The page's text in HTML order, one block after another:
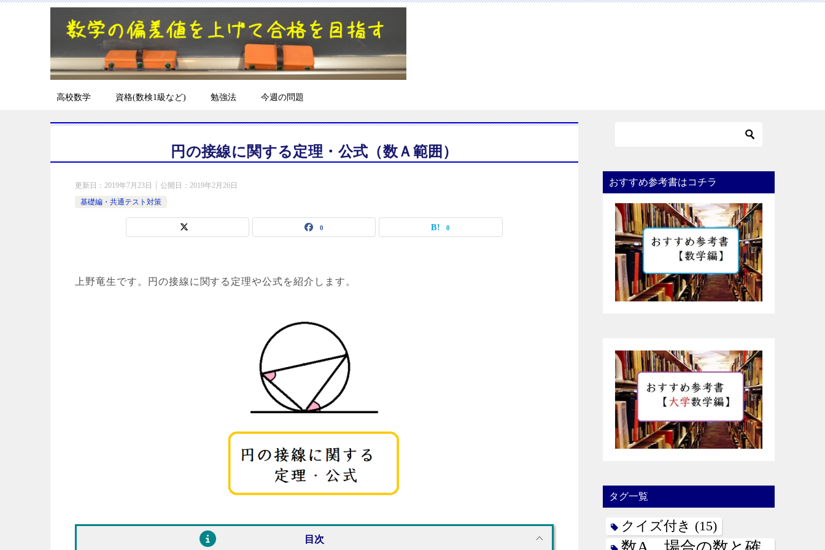
高校数学 資格(数検1級など) 勉強法 今週の問題
円の接線に関する定理・公式（数Ａ範囲）
更新日： 2019年7月23日 公開日： 2019年2月26日
基礎編・共通テスト対策
0 0
上野竜生です。円の接線に関する定理や公式を紹介します。
目次
おすすめ参考書はコチラ
タグ一覧
クイズ付き (15)